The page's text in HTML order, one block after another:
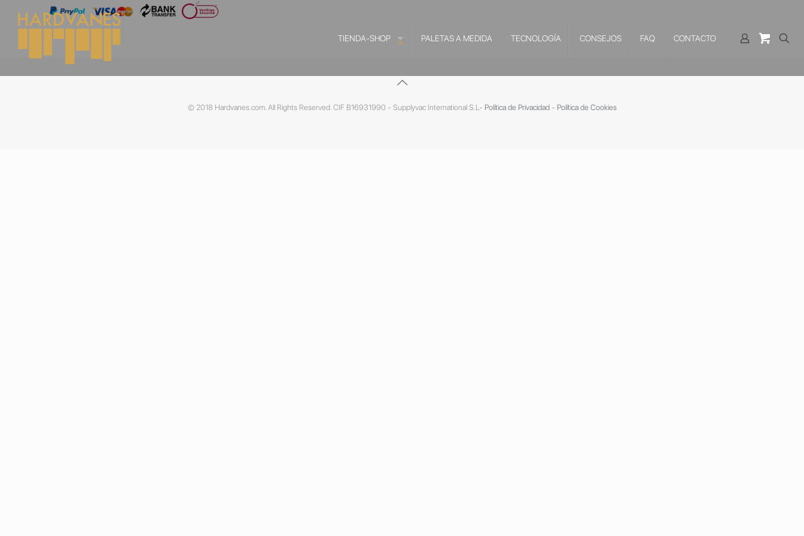
TIENDA-SHOP PALETAS A MEDIDA TECNOLOGÍA CONSEJOS FAQ CONTACTO
© 2018 Hardvanes.com. All Rights Reserved. CIF B16931990 - Supplyvac International S.L- Política de Privacidad- Política de Cookies